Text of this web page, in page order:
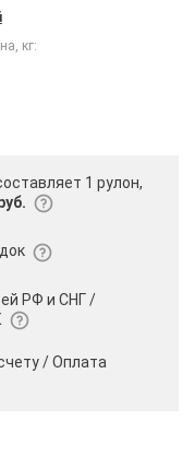
кг:
1 рулон,
РФ и СНГ /
/Оплата